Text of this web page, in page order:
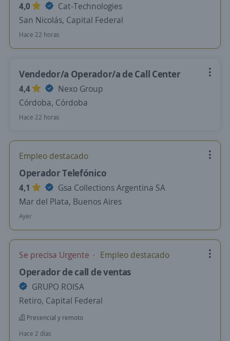
4,0
Cat-Technologies
San Nicolás, Capital Federal
Hace 22 horas
Vendedor/a Operador/a de Call Center
4,4
Nexo Group
Córdoba, Córdoba
Hace 22 horas
Empleo destacado
Operador Telefónico
4,1
Gsa Collections Argentina SA
Mar del Plata, Buenos Aires
Ayer
Se precisa Urgente Empleo destacado
Operador de call de ventas
GRUPO ROISA
Retiro, Capital Federal
Presencial y remoto
Hace 2 días